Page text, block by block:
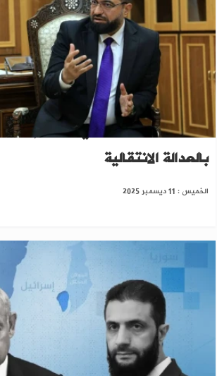
الحكومة السورية تلغي المحاكم
بالعدالة الانتقالية
الخميس : 11 ديسمبر 2025